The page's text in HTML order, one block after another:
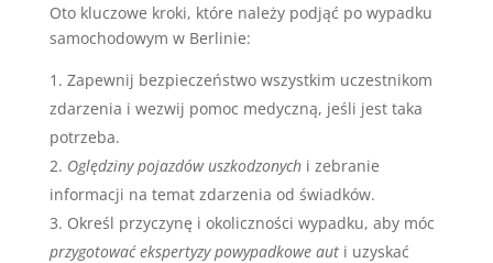
Oto kluczowe kroki, które należy podjąć po wypadku
samochodowym w Berlinie:
Zapewnij bezpieczeństwo wszystkim uczestnikom
zdarzenia i wezwij pomoc medyczną, jeśli jest taka
potrzeba.
Oględziny pojazdów uszkodzonychi zebranie
informacji na temat zdarzenia od świadków.
Określ przyczynę i okoliczności wypadku, aby móc
przygotować ekspertyzy powypadkowe auti uzyskać